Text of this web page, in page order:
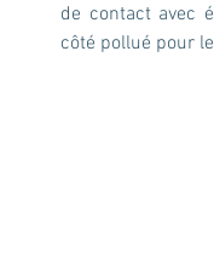
de contact avec
côté pollué pour